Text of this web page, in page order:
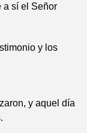
a sí el Señor
y los
y aquel día